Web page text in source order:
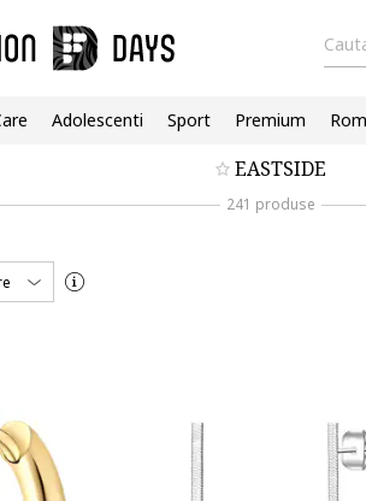
Adolescenti Sport Premium
EASTSIDE
241 produse